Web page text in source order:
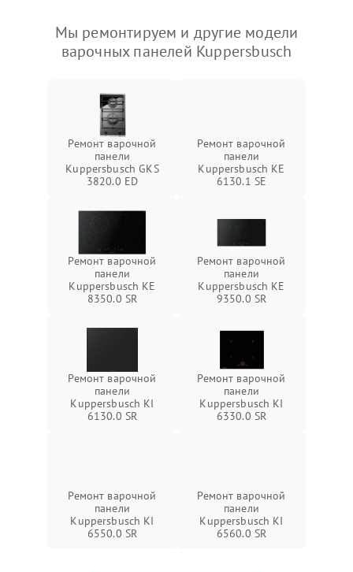
Мы ремонтируем и другие модели
варочных панелей Kuppersbusch
Ремонт варочной
панели
Kuppersbusch GKS
3820.0 ED
Ремонт варочной
панели
Kuppersbusch KE
6130.1 SE
Ремонт варочной
панели
Kuppersbusch KE
8350.0 SR
Ремонт варочной
панели
Kuppersbusch KE
9350.0 SR
Ремонт варочной
панели
Kuppersbusch KI
6130.0 SR
Ремонт варочной
панели
Kuppersbusch KI
6330.0 SR
Ремонт варочной
панели
Kuppersbusch KI
6550.0 SR
Ремонт варочной
панели
Kuppersbusch KI
6560.0 SR